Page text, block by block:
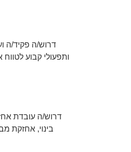
דרוש/ה פקיד/ה
ותפעולי קבוע
דרוש/ה עובדת